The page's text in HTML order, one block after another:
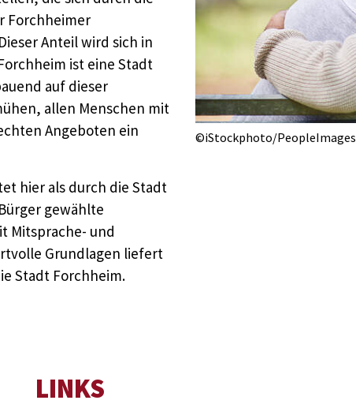
Forchheimer
Anteil wird sich in
ist eine Stadt
auf dieser
allen Menschen mit
Angeboten ein
hier als durch die Stadt
gewählte
Mitsprache- und
Grundlagen liefert
Stadt Forchheim.
©iStockphoto/PeopleImages
LINKS